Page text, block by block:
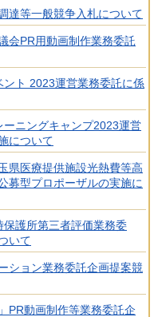
達等一般競争入札について
会PR用動画制作業務委託
ント 2023運営業務委託に係
ーニングキャンプ2023運営
について
県医療提供施設光熱費等高
募型プロポーザルの実施に
保護所第三者評価業務委
いて
ション業務委託企画提案競
PR動画制作等業務委託企